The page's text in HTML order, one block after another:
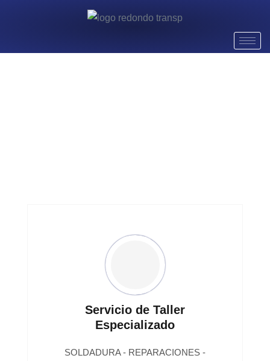
Servicio de Taller
Especializado
SOLDADURA - REPARACIONES -